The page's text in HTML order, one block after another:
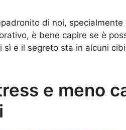
di noi,
è bene capire se è
sì e il segreto sta in alcuni
e meno